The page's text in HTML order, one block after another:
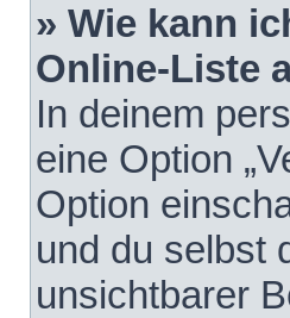
» Wie kann
Online-Liste
In deinem
eine Option
Option
und du selbst
unsichtbarer